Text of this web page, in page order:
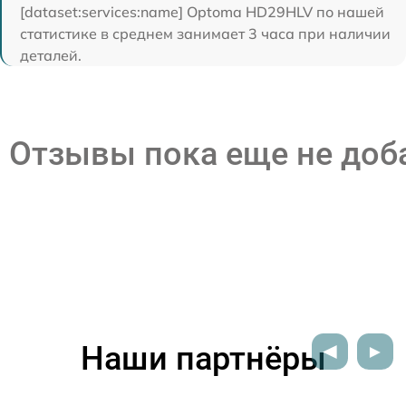
[dataset:services:name] Optoma HD29HLV по нашей
статистике в среднем занимает 3 часа при наличии
деталей.
Отзывы пока еще не
Наши партнёры